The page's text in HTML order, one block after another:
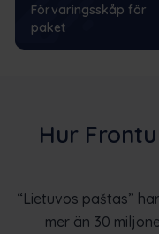
Förvaringsskåp för
paket
Hur
“Lietuvos paštas”
mer än 30